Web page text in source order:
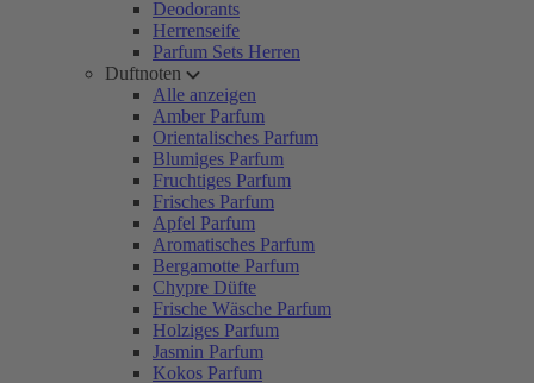
Deodorants
Herrenseife
Parfum Sets Herren
Duftnoten
Alle anzeigen
Amber Parfum
Orientalisches Parfum
Blumiges Parfum
Fruchtiges Parfum
Frisches Parfum
Apfel Parfum
Aromatisches Parfum
Bergamotte Parfum
Chypre Düfte
Frische Wäsche Parfum
Holziges Parfum
Jasmin Parfum
Kokos Parfum